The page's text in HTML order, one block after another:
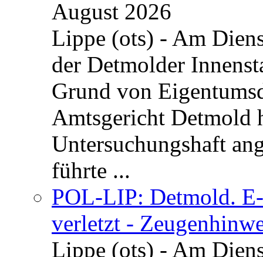
August 2026
Lippe (ots) - Am
der Detmolder
Grund von
Amtsgericht Detmold
Untersuchungshaft
führte ...
POL-LIP: Detmold.
verletzt -
Lippe (ots) - Am